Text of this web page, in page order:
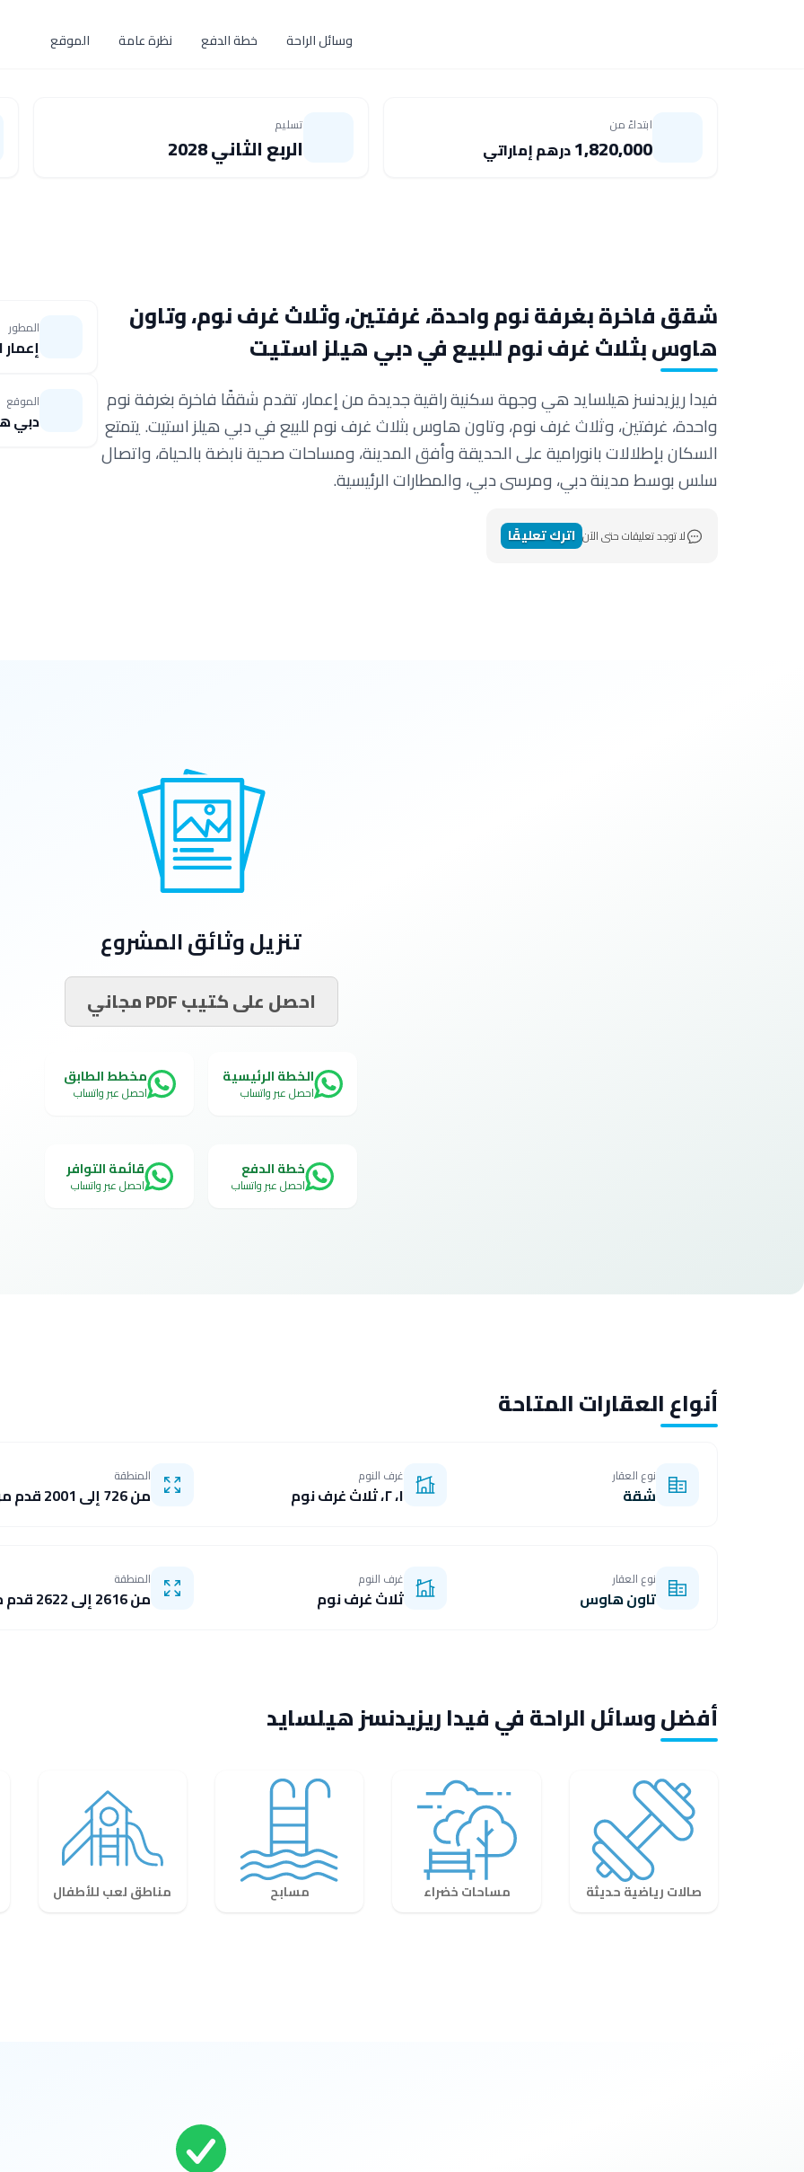
وسائل الراحة خطة الدفع نظرة عامة الموقع
ابتداءً من
1,820,000درهم إماراتي
تسليم
الربع الثاني 2028
شقق فاخرة بغرفة نوم واحدة، غرفتين، وثلاث غرف نوم، وتاون
هاوس بثلاث غرف نوم للبيع في دبي هيلز استيت
فيدا ريزيدنسز هيلسايد هي وجهة سكنية راقية جديدة من إعمار، تقدم شققًا فاخرة بغرفة نوم
واحدة، غرفتين، وثلاث غرف نوم، وتاون هاوس بثلاث غرف نوم للبيع في دبي هيلز استيت. يتمتع
السكان بإطلالات بانورامية على الحديقة وأفق المدينة، ومساحات صحية نابضة بالحياة، واتصال
سلس بوسط مدينة دبي، ومرسى دبي، والمطارات الرئيسية.
لا توجد تعليقات حتى الآن اترك تعليقًا
المطور
إعمار
الموقع
دبي
تنزيل وثائق المشروع
احصل على كتيب PDF مجاني
الخطة الرئيسية
احصل عبر واتساب
مخطط الطابق
احصل عبر واتساب
خطة الدفع
احصل عبر واتساب
قائمة التوافر
احصل عبر واتساب
أنواع العقارات المتاحة
نوع العقار
شقة
غرف النوم
١، ٢، ثلاث غرف نوم
المنطقة
من 726 إلى 2001 قدم مربع
نوع العقار
تاون هاوس
غرف النوم
ثلاث غرف نوم
المنطقة
من 2616 إلى 2622 قدم مربع
أفضل وسائل الراحة في فيدا ريزيدنسز هيلسايد
صالات رياضية حديثة مساحات خضراء مسابح مناطق لعب للأطفال